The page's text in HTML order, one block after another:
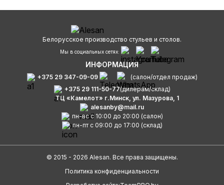
Белорусское производство стульев и столов.
Мы в социальных сетях:
ИНФОРМАЦИЯ
+375 29 347-09-09
(салон/отдел продаж)
+375 29 111-50-77(дилерам/склад)
ТЦ «Камелот» г.Минск, ул. Мазурова, 1
alesanby@mail.ru
пн-вс с 10:00 до 20:00 (салон)
пн-пт с 09:00 до 17:00 (склад)
© 2015 - 2026 Alesan. Все права защищены.
Политика конфиденциальности